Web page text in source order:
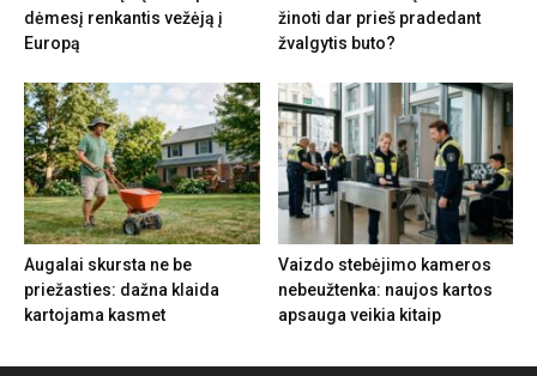
dėmesį renkantis vežėją į
Europą
žinoti dar prieš pradedant
žvalgytis buto?
Augalai skursta ne be
priežasties: dažna klaida
kartojama kasmet
Vaizdo stebėjimo kameros
nebeužtenka: naujos kartos
apsauga veikia kitaip